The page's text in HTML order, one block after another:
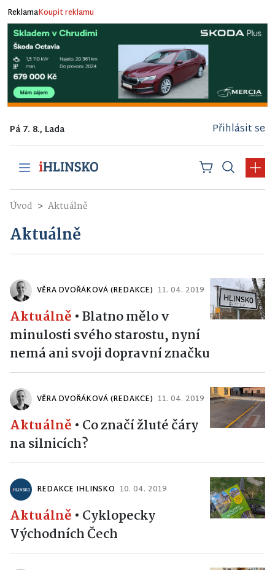
ReklamaKoupit reklamu
Pá 7. 8., Lada Přihlásit se
Úvod Aktuálně
Aktuálně
VĚRA DVOŘÁKOVÁ (REDAKCE) 11. 04. 2019
Aktuálně •Blatno mělo v
minulosti svého starostu, nyní
nemá ani svoji dopravní značku
VĚRA DVOŘÁKOVÁ (REDAKCE) 11. 04. 2019
Aktuálně • Co značí žluté čáry
na silnicích?
REDAKCE IHLINSKO 10. 04. 2019
Aktuálně • Cyklopecky
Východních Čech